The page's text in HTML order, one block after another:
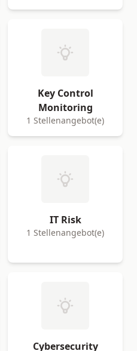
Key Control
Monitoring
1 Stellenangebot(e)
IT Risk
1 Stellenangebot(e)
Cybersecurity